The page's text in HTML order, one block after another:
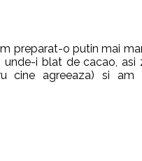
preparat-o putin mai
i blat de cacao, asi
cine agreeaza) si am